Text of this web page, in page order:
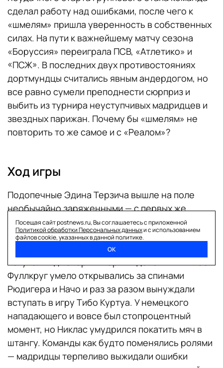
сделал работу над ошибками, после чего к
«шмелям» пришла уверенность в собственных
силах. На пути к важнейшему матчу сезона
«Боруссия» переиграла ПСВ, «Атлетико» и
«ПСЖ». В последних двух противостояниях
дортмундцы считались явным андердогом, но
все равно сумели преподнести сюрприз и
выбить из турнира неуступчивых мадридцев и
звездных парижан. Почему бы «шмелям» не
повторить то же самое и с «Реалом»?
Ход игры
Подопечные Эдина Терзича вышле на поле
необычайно заряженными — с первых же
секунд матча «Боруссия» втянула «Реал» в
свою игру и вынуждала регулярно ошибаться
своим высоким прессингом. Раз за разом в игру
Фуллкруг умело открывались за спинами
Рюдигера и Начо и раз за разом вынуждали
вступать в игру Тибо Куртуа. У немецкого
нападающего и вовсе был стопроцентный
момент, но Никлас умудрился покатить мяч в
штангу. Команды как будто поменялись ролями
— мадридцы терпеливо выжидали ошибки
Посещая сайт postnews.ru, Вы соглашаетесь с приложенной
Политикой обработки Персональных данныхи с использованием
файлов cookie, указанных в данной политике.
ОК